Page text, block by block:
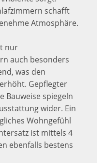
schafft
Atmosphäre.
nur
auch besonders
was den
Gepflegter
Bauweise spiegeln
wider. Ein
Wohngefühl
ist mittels 4
ebenfalls bestens